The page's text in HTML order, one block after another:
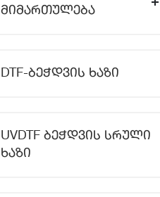
ᲛᲘᲛᲐᲠᲗᲣᲚᲔᲑᲐ
DTF-ᲑᲔᲭᲓᲕᲘᲡ ᲮᲐᲖᲘ
UVDTF ᲑᲔᲭᲓᲕᲘᲡ ᲡᲠᲣᲚᲘ
ᲮᲐᲖᲘ